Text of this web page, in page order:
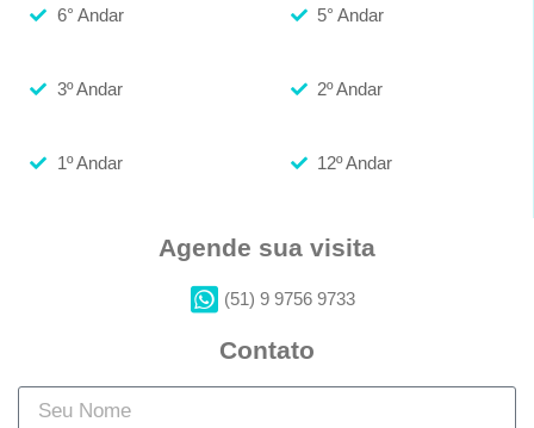
6° Andar 5° Andar
3º Andar 2º Andar
1º Andar 12º Andar
Agende sua visita
(51) 9 9756 9733
Contato